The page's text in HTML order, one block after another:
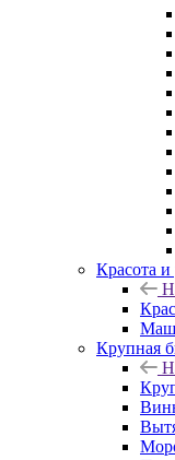
Красота и
Крупная